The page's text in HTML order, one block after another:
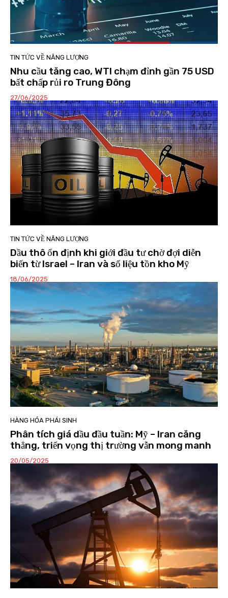
TIN TỨC VỀ NĂNG LƯỢNG
Nhu cầu tăng cao, WTI chạm đỉnh gần 75 USD
bất chấp rủi ro Trung Đông
27/06/2025
TIN TỨC VỀ NĂNG LƯỢNG
Dầu thô ổn định khi giới đầu tư chờ đợi diễn
biến từ Israel – Iran và số liệu tồn kho Mỹ
18/06/2025
HÀNG HÓA PHÁI SINH
Phân tích giá dầu đầu tuần: Mỹ – Iran căng
thẳng, triển vọng thị trường vẫn mong manh
20/05/2025